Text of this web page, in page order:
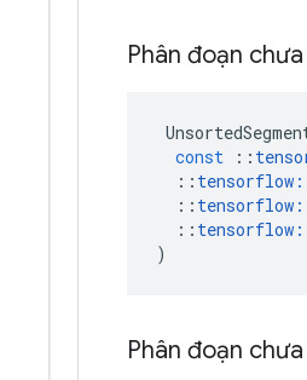
Phân đoạn
const
::
:: tensorflow
:: tensorflow
:: tensorflow
)
Phân đoạn